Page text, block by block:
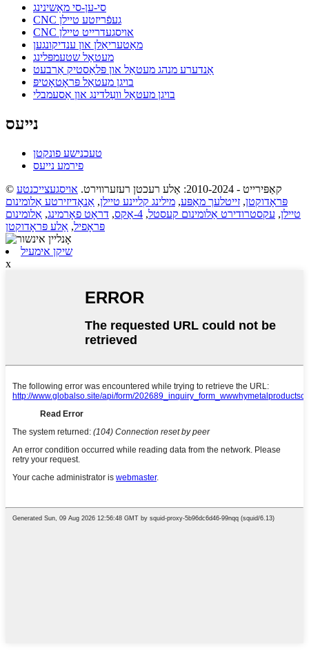
סי-ען-סי מאַשינינג
CNC געפֿריזטע טיילן
CNC אויסגעדרייט טיילן
מאַטעריאַלן און ענדיקונגען
מעטאַל שטעמפּלינג
אַנדערע מנהג מעטאַל און פּלאַסטיק אַרבעט
בויגן מעטאַל פּראָטאָטיפּ
בויגן מעטאַל וועַלדינג און אַסעמבלי
נייעס
טעכנישע פונקטן
פירמע נייעס
© קאַפּירייט - 2010-2024: אַלע רעכטן רעזערווירט.
אויסגעצייכנטע
פּראָדוקטן, זייטלעך מאַפּע, מילינג קליינע טיילן, אַנאָדיזירטע אַלומינום
טיילן, עקסטרודירט אַלומינום קעסטל, 4-אַקס , דראָט פאָרמינג, אַלומינום
פּראָפיל, אַלע פּראָדוקטן
שיקן אימעיל
x